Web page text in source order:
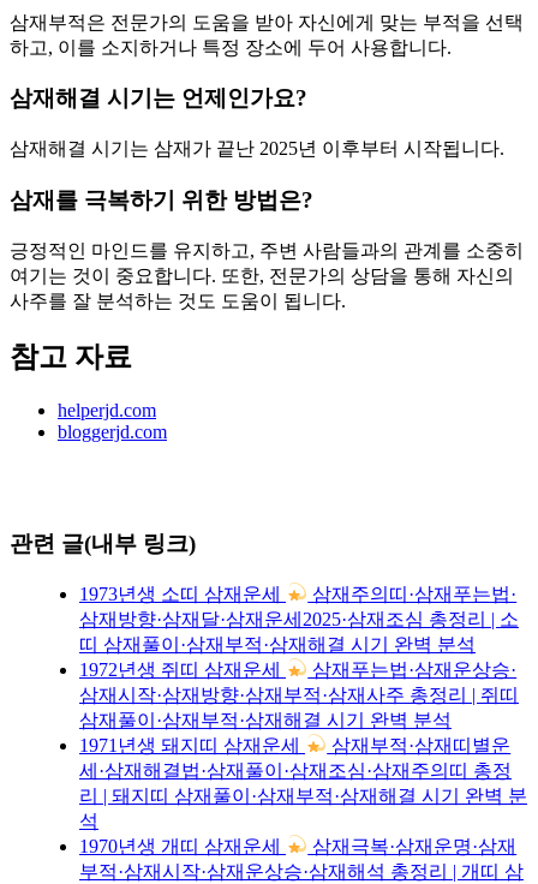
삼재부적은 전문가의 도움을 받아 자신에게 맞는 부적을 선택
하고, 이를 소지하거나 특정 장소에 두어 사용합니다.
삼재해결 시기는 언제인가요?
삼재해결 시기는 삼재가 끝난 2025년 이후부터 시작됩니다.
삼재를 극복하기 위한 방법은?
긍정적인 마인드를 유지하고, 주변 사람들과의 관계를 소중히
여기는 것이 중요합니다. 또한, 전문가의 상담을 통해 자신의
사주를 잘 분석하는 것도 도움이 됩니다.
참고 자료
helperjd.com
bloggerjd.com
관련 글(내부 링크)
1973년생 소띠 삼재운세
삼재주의띠·삼재푸는법·
삼재방향·삼재달·삼재운세2025·삼재조심 총정리 | 소
띠 삼재풀이·삼재부적·삼재해결 시기 완벽 분석
1972년생 쥐띠 삼재운세
삼재푸는법·삼재운상승·
삼재시작·삼재방향·삼재부적·삼재사주 총정리 | 쥐띠
삼재풀이·삼재부적·삼재해결 시기 완벽 분석
1971년생 돼지띠 삼재운세
삼재부적·삼재띠별운
세·삼재해결법·삼재풀이·삼재조심·삼재주의띠 총정
리 | 돼지띠 삼재풀이·삼재부적·삼재해결 시기 완벽 분
석
1970년생 개띠 삼재운세
삼재극복·삼재운명·삼재
부적·삼재시작·삼재운상승·삼재해석 총정리 | 개띠 삼